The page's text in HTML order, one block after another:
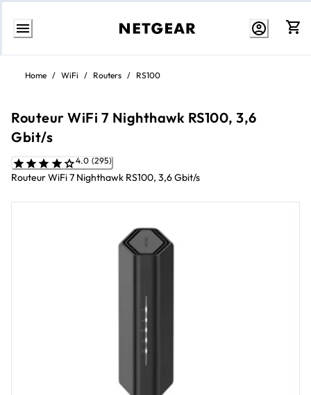
Aller
contenu
Home / WiFi / Routers / RS100
Routeur WiFi 7 Nighthawk RS100, 3,6
Gbit/s
4.0 (295)
Routeur WiFi 7 Nighthawk RS100, 3,6 Gbit/s